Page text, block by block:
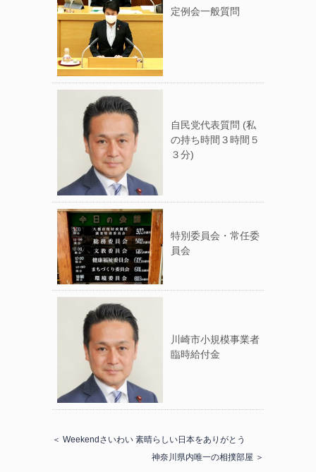
定例会一般質問
自民党代表質問 (私
の持ち時間３時間５
３分)
特別委員会・常任委
員会
川崎市小規模事業者
臨時給付金
＜ Weekendさいわい 素晴らしい日本をありがとう
神奈川県内唯一の相撲部屋 ＞